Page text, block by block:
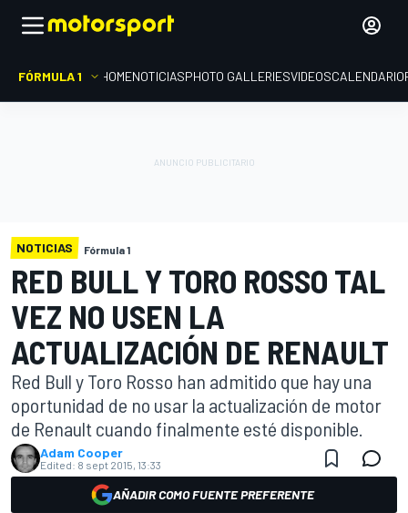
FÓRMULA 1 HOMENOTICIASPHOTO GALLERIESVIDEOSCALENDARIO
NOTICIAS Fórmula 1
RED BULL Y TORO ROSSO TAL
VEZ NO USEN LA
ACTUALIZACIÓN DE RENAULT
Red Bull y Toro Rosso han admitido que hay una
oportunidad de no usar la actualización de motor
de Renault cuando finalmente esté disponible.
Adam Cooper
Edited: 8 sept 2015, 13:33
AÑADIR COMO FUENTE PREFERENTE